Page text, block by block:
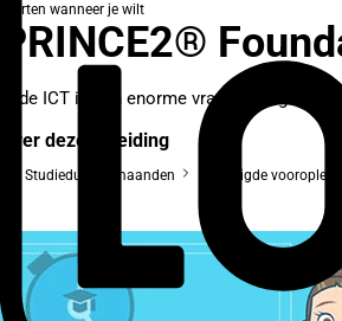
Starten wanneer je wilt
PRINCE2®
In de ICT is een enorme vraag naar goed
Over deze opleiding
Studieduur: 3 maanden Benodigde